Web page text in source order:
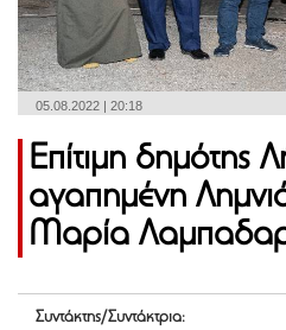
05.08.2022 | 20:18
Επίτιμη δημότης
αγαπημένη
Μαρία
Συντάκτης/Συντάκτρια: